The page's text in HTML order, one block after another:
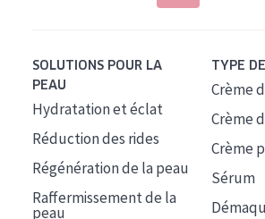
SOLUTIONS POUR LA
PEAU
Hydratation et éclat
Réduction des rides
Régénération de la peau
Raffermissement de la
peau
TYPE
Crème
Crème
Crème
Sérum